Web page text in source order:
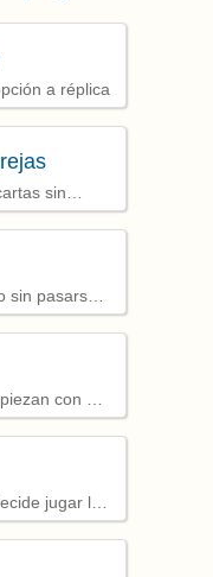
a réplica
sin
sin pasarse
con 8
baza
jugar la